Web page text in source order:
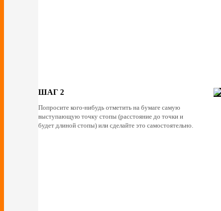
ШАГ 2
Попросите кого-нибудь отметить на бумаге самую
выступающую точку стопы (расстояние до точки и
будет длиной стопы) или сделайте это самостоятельно.